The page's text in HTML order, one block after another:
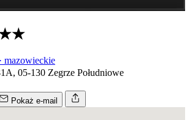
mazowieckie
05-130 Zegrze Południowe
Pokaż e-mail